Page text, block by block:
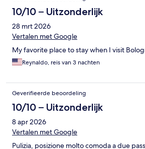
10/10 – Uitzonderlijk
28 mrt 2026
Vertalen met Google
My favorite place to stay when I visit
Reynaldo, reis van 3 nachten
Geverifieerde beoordeling
10/10 – Uitzonderlijk
8 apr 2026
Vertalen met Google
Pulizia, posizione molto comoda a due